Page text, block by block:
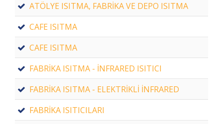
ATÖLYE ISITMA, FABRİKA VE DEPO ISITMA
CAFE ISITMA
CAFE ISITMA
FABRİKA ISITMA - İNFRARED ISITICI
FABRİKA ISITMA - ELEKTRİKLİ İNFRARED
FABRİKA ISITICILARI